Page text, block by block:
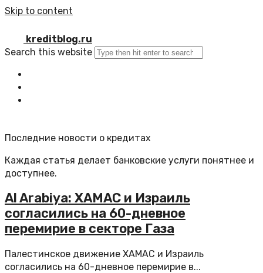
Skip to content
kreditblog.ru
Search this website
Последние новости о кредитах
Каждая статья делает банковские услуги понятнее и
доступнее.
Al Arabiya: ХАМАС и Израиль
согласились на 60-дневное
перемирие в секторе Газа
Палестинское движение ХАМАС и Израиль
согласились на 60-дневное перемирие в...